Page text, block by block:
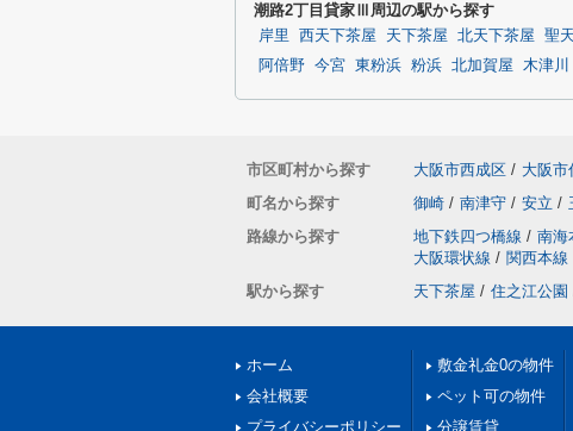
潮路2丁目貸家Ⅲ周辺の駅から探す
岸里 西天下茶屋 天下茶屋 北天下茶屋 聖
阿倍野 今宮 東粉浜 粉浜 北加賀屋 木津川
市区町村から探す 大阪市西成区 / 大阪市
町名から探す
御崎 / 南津守 / 安立 /
路線から探す
地下鉄四つ橋線 / 南海
大阪環状線 / 関西本線
駅から探す
天下茶屋 / 住之江公園
ホーム
会社概要
プライバシーポリシー
敷金礼金0の物件
ペット可の物件
分譲賃貸